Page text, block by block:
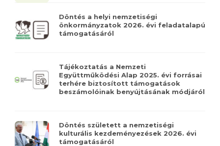
Döntés a helyi nemzetiségi
önkormányzatok 2026. évi feladatalapú
támogatásáról
Tájékoztatás a Nemzeti
Együttműködési Alap 2025. évi forrásai
terhére biztosított támogatások
beszámolóinak benyújtásának módjáról
Döntés született a nemzetiségi
kulturális kezdeményezések 2026. évi
támogatásáról